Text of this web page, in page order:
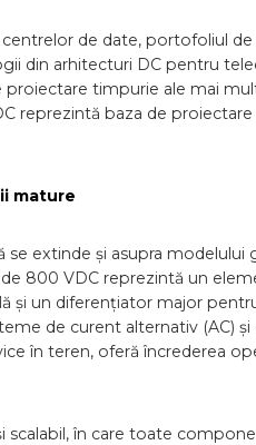
de date, portofoliul
din arhitecturi DC pentru
proiectare timpurie ale mai
reprezintă baza de
mature
extinde și asupra modelului
800 VDC reprezintă un
și un diferențiator major
de curent alternativ (AC)
în teren, oferă încrederea
scalabil, în care toate